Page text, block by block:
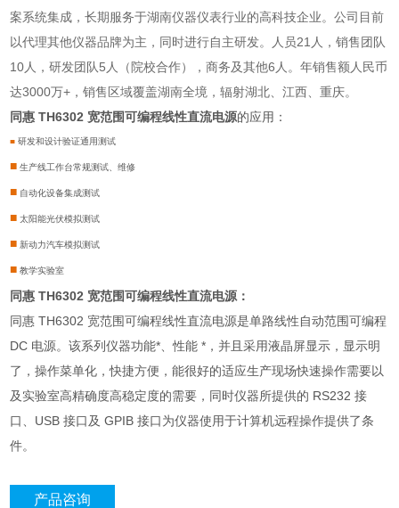
案系统集成，长期服务于湖南仪器仪表行业的高科技企业。公司目前
以代理其他仪器品牌为主，同时进行自主研发。人员21人，销售团队
10人，研发团队5人（院校合作），商务及其他6人。年销售额人民币
达3000万+，销售区域覆盖湖南全境，辐射湖北、江西、重庆。
同惠 TH6302 宽范围可编程线性直流电源的应用：
■ 研发和设计验证通用测试
■ 生产线工作台常规测试、维修
■ 自动化设备集成测试
■ 太阳能光伏模拟测试
■ 新动力汽车模拟测试
■ 教学实验室
同惠 TH6302 宽范围可编程线性直流电源：
同惠 TH6302 宽范围可编程线性直流电源是单路线性自动范围可编程
DC 电源。该系列仪器功能*、性能 *，并且采用液晶屏显示，显示明
了，操作菜单化，快捷方便，能很好的适应生产现场快速操作需要以
及实验室高精确度高稳定度的需要，同时仪器所提供的 RS232 接
口、USB 接口及 GPIB 接口为仪器使用于计算机远程操作提供了条
件。
产品咨询